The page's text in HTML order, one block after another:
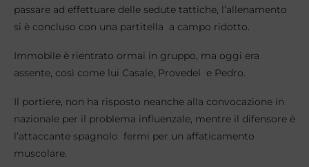
passare ad effettuare delle sedute tattiche, l’allenamento
si è concluso con una partitella a campo ridotto.
Immobile è rientrato ormai in gruppo, ma oggi era
assente, così come lui Casale, Provedel e Pedro.
Il portiere, non ha risposto neanche alla convocazione in
nazionale per il problema influenzale, mentre il difensore è
l’attaccante spagnolo fermi per un affaticamento
muscolare.